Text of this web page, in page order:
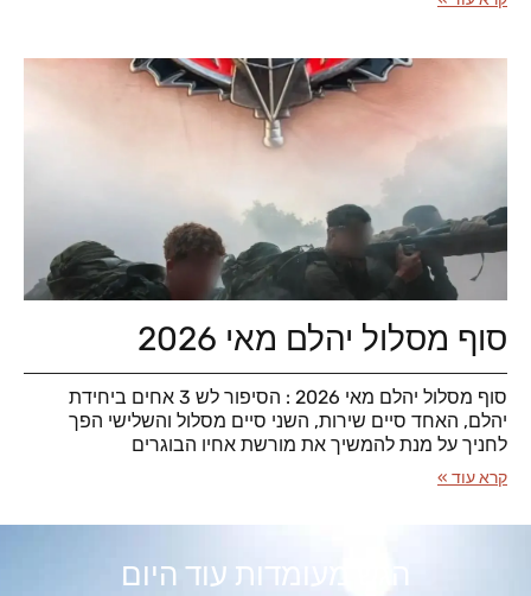
סוף מסלול יהלם מאי 2026
סוף מסלול יהלם מאי 2026 : הסיפור לש 3 אחים ביחידת
יהלם, האחד סיים שירות, השני סיים מסלול והשלישי הפך
לחניך על מנת להמשיך את מורשת אחיו הבוגרים
קרא עוד »
הגש מעומדות עוד היום